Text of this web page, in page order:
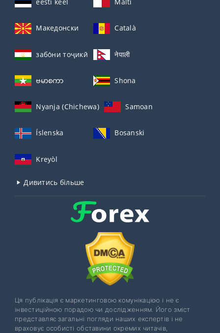
Македонски Català
забо́ни тоҷикӣ́ नेपाली
ဗမာစကာ Shona
Nyanja (Chichewa) Samoan
Íslenska Bosanski
Kreyòl
Дивитись більше
Ця публікація є маркетинговою комунікацією і не є
інвестиційною порадою чи дослідженням. Його зміст
представляє загальні погляди наших експертів і не
враховує особисті обставини окремих читачів,